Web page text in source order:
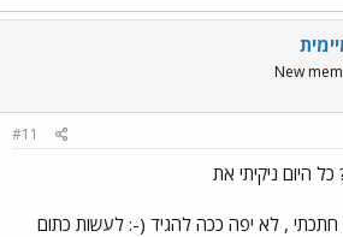
New
#11
היום ניקיתי את
חתכתי , לא יפה ככה להגיד (-: לעשות כתום